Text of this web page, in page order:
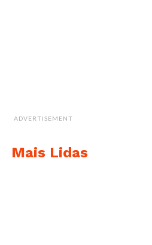
ADVERTISEMENT
Mais Lidas